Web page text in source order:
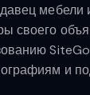
мебели
своего
и